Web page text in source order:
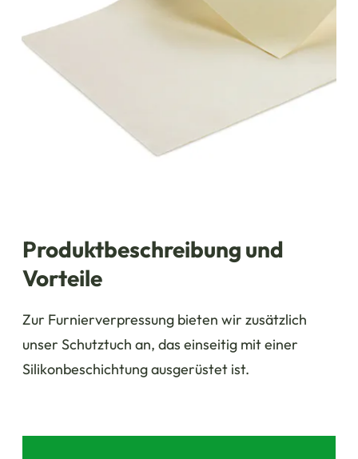
Produktbeschreibung und
Vorteile
Zur Furnierverpressung bieten wir zusätzlich
unser Schutztuch an, das einseitig mit einer
Silikonbeschichtung ausgerüstet ist.